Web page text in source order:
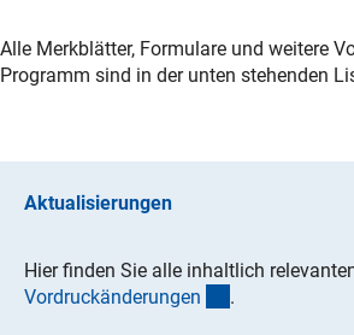
Alle Merkblätter, Formulare und weitere
Programm sind in der unten stehenden
Aktualisierungen
Hier finden Sie alle inhaltlich
Vordruckänderungen .